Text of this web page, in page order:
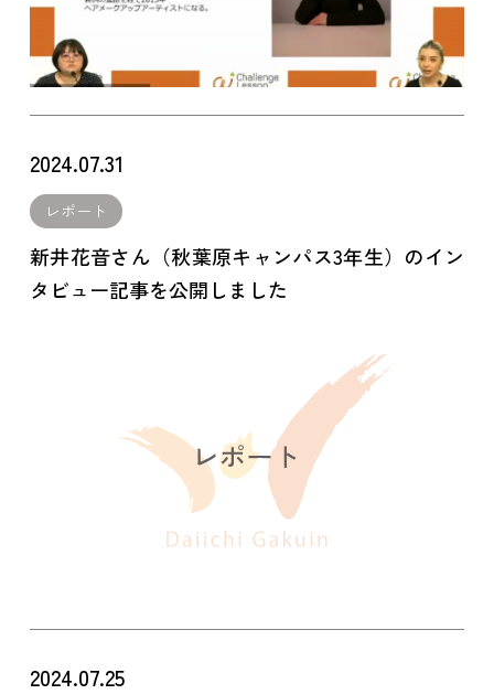
2024.07.31
レポート
新井花音さん（秋葉原キャンパス3年生）のイン
タビュー記事を公開しました
2024.07.25